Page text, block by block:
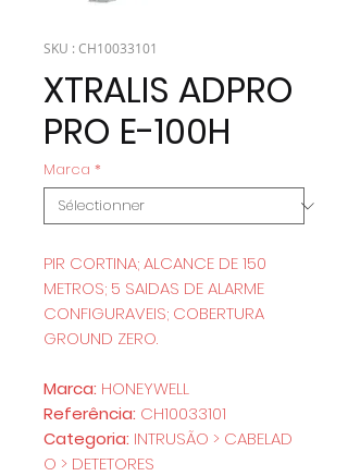
SKU : CH10033101
XTRALIS ADPRO
PRO E-100H
Marca *
PIR CORTINA; ALCANCE DE 150
METROS; 5 SAIDAS DE ALARME
CONFIGURAVEIS; COBERTURA
GROUND ZERO.
Marca: HONEYWELL
Referência: CH10033101
Categoria: INTRUSÃO > CABELAD
O > DETETORES